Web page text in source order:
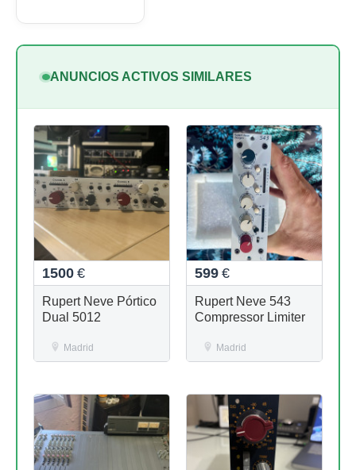
ANUNCIOS ACTIVOS SIMILARES
1500 €
Rupert Neve Pórtico
Dual 5012
Madrid
599 €
Rupert Neve 543
Compressor Limiter
Madrid